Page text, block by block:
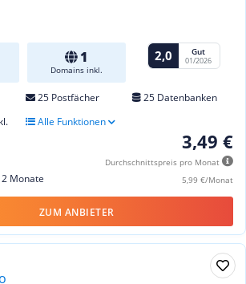
1
Domains inkl.
2,0 Gut
01/2026
25 Postfächer
25 Datenbanken
Alle Funktionen
3,49 €
Durchschnittspreis pro Monat
5,99 €/Monat
Monate
ZUM ANBIETER